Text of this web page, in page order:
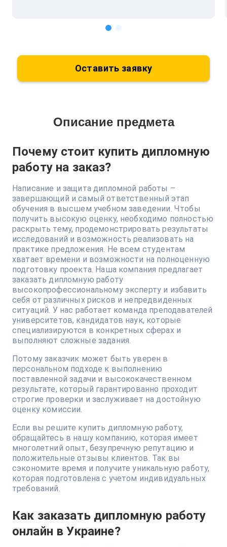
Оставить заявку
Описание предмета
Почему стоит купить дипломную
работу на заказ?
Написание и защита дипломной работы –
завершающий и самый ответственный этап
обучения в высшем учебном заведении. Чтобы
получить высокую оценку, необходимо полностью
раскрыть тему, продемонстрировать результаты
исследований и возможность реализовать на
практике предложения. Не всем студентам
хватает времени и возможности на полноценную
подготовку проекта. Наша компания предлагает
заказать дипломную работу
высокопрофессиональному эксперту и избавить
себя от различных рисков и непредвиденных
ситуаций. У нас работает команда преподавателей
университетов, кандидатов наук, которые
специализируются в конкретных сферах и
выполняют сложные задания.
Потому заказчик может быть уверен в
персональном подходе к выполнению
поставленной задачи и высококачественном
результате, который гарантированно проходит
строгие проверки и заслуживает на достойную
оценку комиссии.
Если вы решите купить дипломную работу,
обращайтесь в нашу компанию, которая имеет
многолетний опыт, безупречную репутацию и
положительные отзывы клиентов. Так вы
сэкономите время и получите уникальную работу,
которая подготовлена с учетом индивидуальных
требований.
Как заказать дипломную работу
онлайн в Украине?